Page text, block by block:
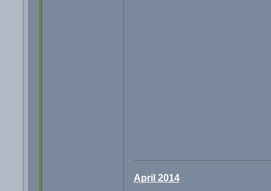
April 2014